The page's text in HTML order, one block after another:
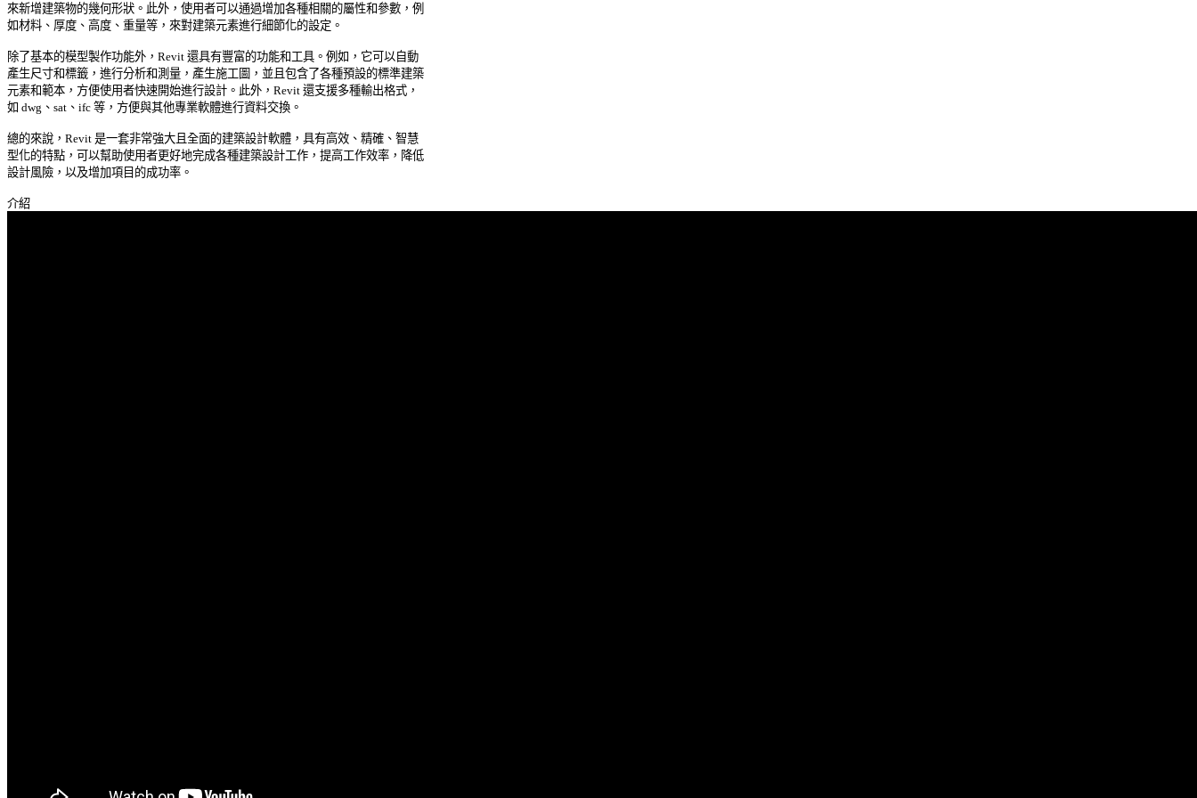
來新增建築物的幾何形狀。此外，使用者可以通過增加各種相關的屬性和參數，例
如材料、厚度、高度、重量等，來對建築元素進行細節化的設定。
除了基本的模型製作功能外，Revit 還具有豐富的功能和工具。例如，它可以自動
產生尺寸和標籤，進行分析和測量，產生施工圖，並且包含了各種預設的標準建築
元素和範本，方便使用者快速開始進行設計。此外，Revit 還支援多種輸出格式，
如 dwg、sat、ifc 等，方便與其他專業軟體進行資料交換。
總的來說，Revit 是一套非常強大且全面的建築設計軟體，具有高效、精確、智慧
型化的特點，可以幫助使用者更好地完成各種建築設計工作，提高工作效率，降低
設計風險，以及增加項目的成功率。